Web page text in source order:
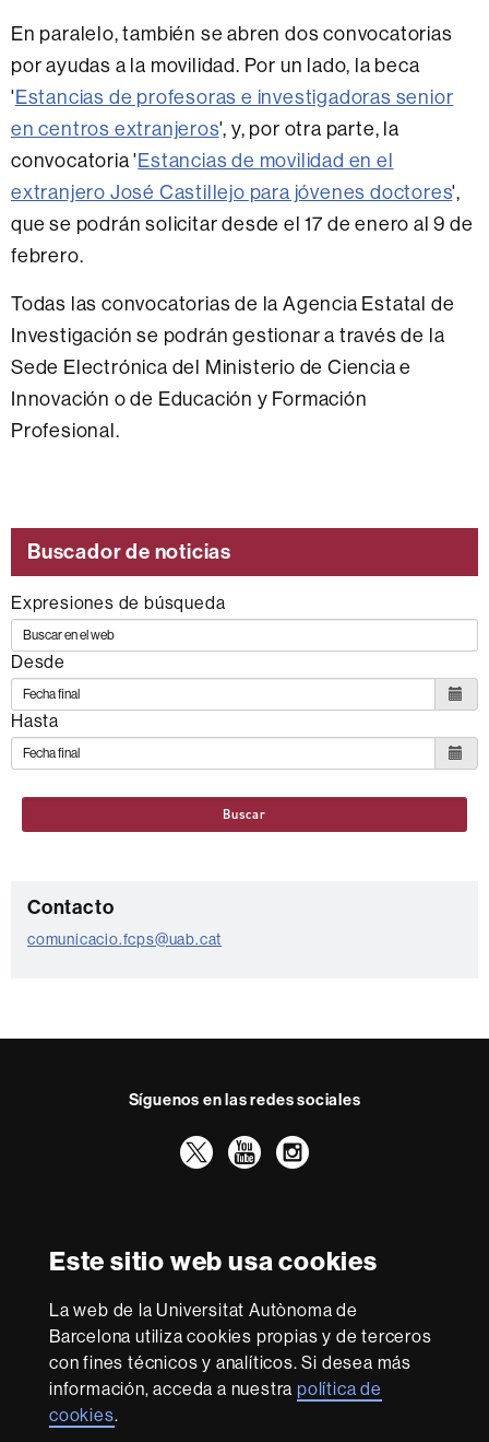
Este sitio web usa cookies
La web de la Universitat Autònoma de
Barcelona utiliza cookies propias y de terceros
con fines técnicos y analíticos. Si desea más
información, acceda a nuestrapolítica de
cookies.
En paralelo, también se abren dos convocatorias
por ayudas a la movilidad. Por un lado, la beca
' Estancias de profesoras e investigadoras senior
en centros extranjeros', y, por otra parte, la
convocatoria ' Estancias de movilidad en el
extranjero José Castillejo para jóvenes doctores',
que se podrán solicitar desde el 17 de enero al 9 de
febrero.
Todas las convocatorias de la Agencia Estatal de
Investigación se podrán gestionar a través de la
Sede Electrónica del Ministerio de Ciencia e
Innovación o de Educación y Formación
Profesional.
Buscador de noticias
Expresiones de búsqueda
Desde
Hasta
Buscar
C
o
a
Contacto
comunicacio.fcps@uab.cat
Síguenos en las redes sociales
TwitterYouTube
Instagram
Excellence
Research
-
Euraxess
Con la financiación de
Sobre